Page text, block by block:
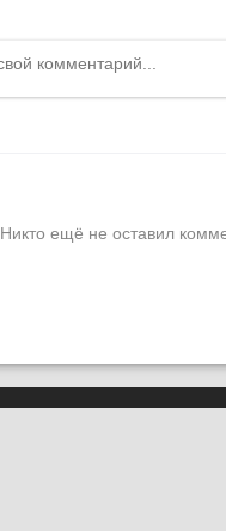
Никто ещё не оставил